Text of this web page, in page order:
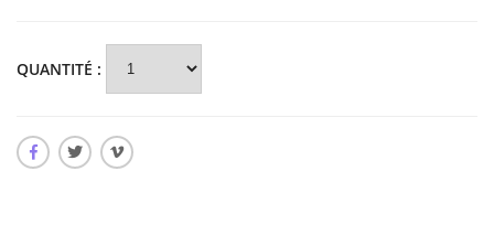
QUANTITÉ :